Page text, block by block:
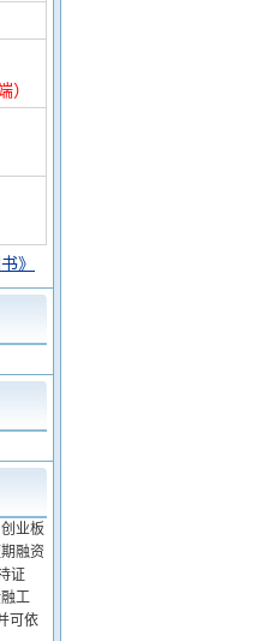
）
》
业板
融资
证
工
可依